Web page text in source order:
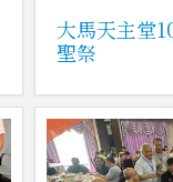
大馬天主堂
聖祭